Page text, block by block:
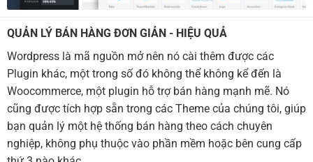
QUẢN LÝ BÁN HÀNG ĐƠN GIẢN - HIỆU QUẢ
Wordpress là mã nguồn mở nên nó cài thêm được các
Plugin khác, một trong số đó không thể không kể đến là
Woocommerce, một plugin hỗ trợ bán hàng mạnh mẽ. Nó
cũng được tích hợp sẵn trong các Theme của chúng tôi, giúp
bạn quản lý một hệ thống bán hàng theo cách chuyên
nghiệp, không phụ thuộc vào phần mềm hoặc bên cung cấp